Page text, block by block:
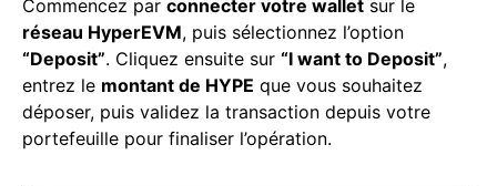
Commencez par connecter votre wallet sur le
réseau HyperEVM, puis sélectionnez l’option
“Deposit”. Cliquez ensuite sur “I want to Deposit”,
entrez le montant de HYPE que vous souhaitez
déposer, puis validez la transaction depuis votre
portefeuille pour finaliser l’opération.